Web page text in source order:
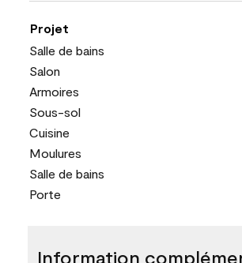
Projet
Salle de bains
Salon
Armoires
Sous-sol
Cuisine
Moulures
Salle de bains
Porte
Information